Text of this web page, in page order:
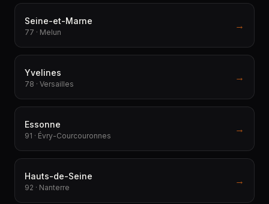
Seine-et-Marne
77 · Melun
→
Yvelines
78 · Versailles
→
Essonne
91 · Évry-Courcouronnes
→
Hauts-de-Seine
92 · Nanterre
→